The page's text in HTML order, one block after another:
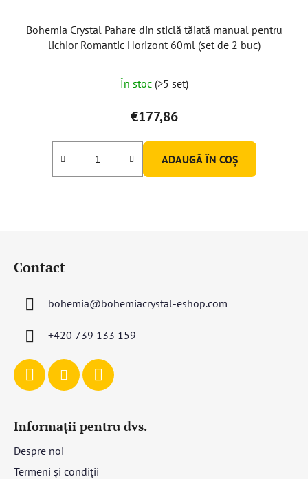
Bohemia Crystal Pahare din sticlă tăiată manual pentru
lichior Romantic Horizont 60ml (set de 2 buc)
În stoc (>5 set)
€177,86
ADAUGĂ ÎN COŞ
Contact
bohemia@bohemiacrystal-eshop.com
+420 739 133 159
Informații pentru dvs.
Despre noi
Termeni și condiții